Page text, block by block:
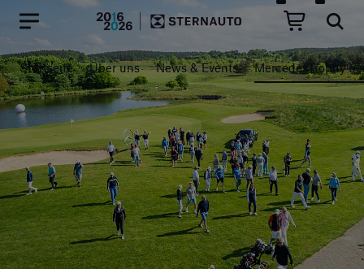
Hauptregion der Seite
Startseite Über uns News & Events MercedesTrophy